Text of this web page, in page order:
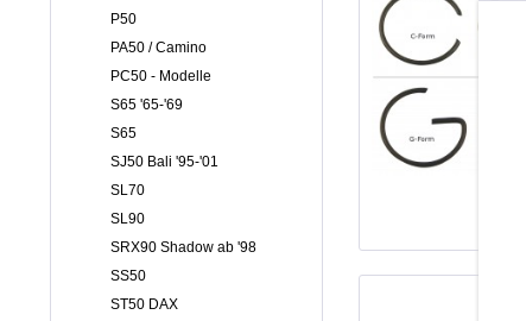
P50
PA50 / Camino
PC50 - Modelle
S65 '65-'69
S65
SJ50 Bali '95-'01
SL70
SL90
SRX90 Shadow ab '98
SS50
ST50 DAX